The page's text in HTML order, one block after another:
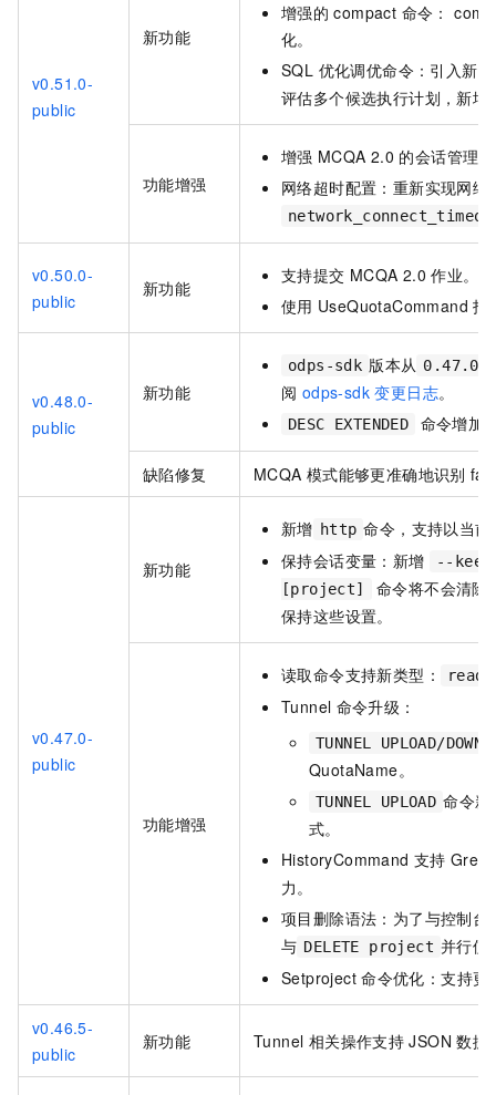
v0.51.0-
public
新功能
增强的 compact 命令：
化。
SQL 优化调优命令：引入新的
评估多个候选执行计划，新增
功能增强
增强 MCQA 2.0 的会话管理
网络超时配置：重新实现网络
v0.50.0-
public
新功能
支持提交 MCQA 2.0 作业。
使用 UseQuotaCommand 指
v0.48.0-
public
新功能
odps-sdk 版本从 0.47.0-
阅 odps-sdk 变更日志。
DESC EXTENDED 命令增加
缺陷修复 MCQA 模式能够更准确地识别
v0.47.0-
public
新功能
新增 http 命令，支持以当
保持会话变量：新增
--
[project]
命令将不会清除
保持这些设置。
功能增强
读取命令支持新类型： read
Tunnel 命令升级：
TUNNEL UPLOAD/
QuotaName。
TUNNEL UPLOAD 命令新
式。
HistoryCommand 支持 Grep
力。
项目删除语法：为了与控制
与 DELETE project 并行使
Setproject 命令优化：支持更
v0.46.5-
public
新功能 Tunnel 相关操作支持 JSON 数据